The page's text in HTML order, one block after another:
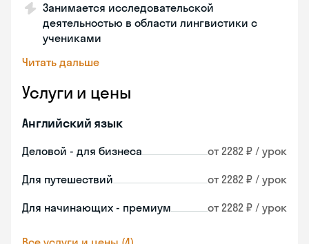
Занимается исследовательской
деятельностью в области лингвистики с
учениками
Читать дальше
Услуги и цены
Английский язык
Деловой - для бизнеса от 2282 ₽ / урок
Для путешествий от 2282 ₽ / урок
Для начинающих - премиум от 2282 ₽ / урок